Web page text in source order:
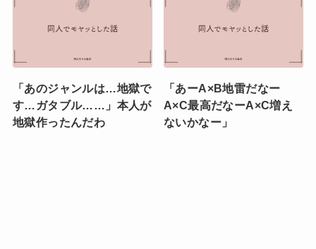
「あのジャンルは…地獄で
す…ガタブル……」本人が
地獄作ったんだわ
「あーA×B地雷だなー
A×C最高だなーA×C増え
ないかなー」